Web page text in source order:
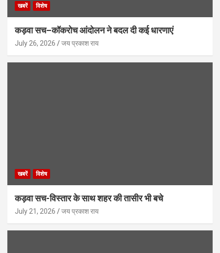
खबरें विशेष
कड़वा सच–कॉकरोच आंदोलन ने बदल दी कई धारणाएं
July 26, 2026 जय प्रकाश राय
खबरें विशेष
कड़वा सच-विस्तार के साथ शहर की तासीर भी बचे
July 21, 2026 जय प्रकाश राय